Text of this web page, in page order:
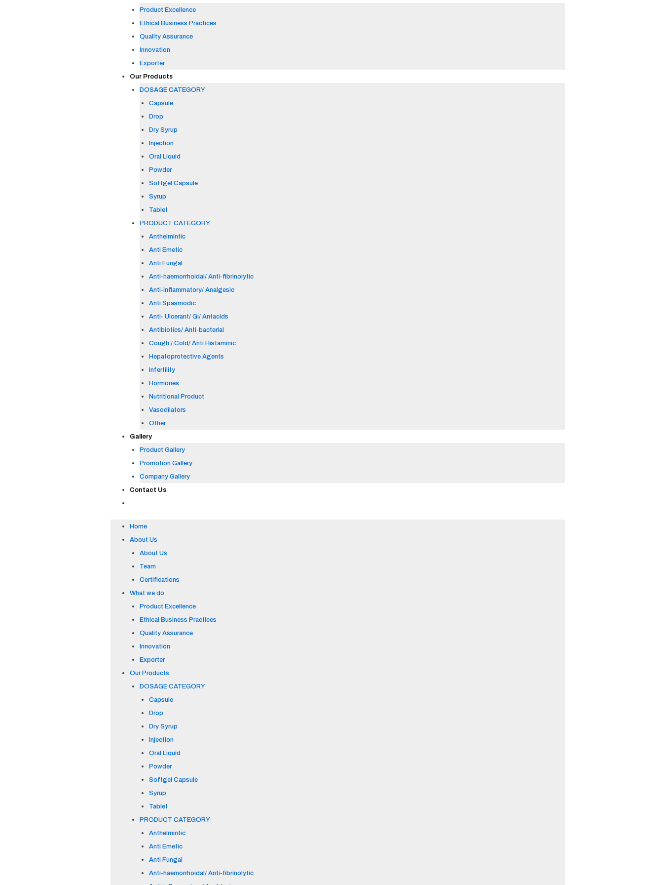
Product Excellence
Ethical Business Practices
Quality Assurance
Innovation
Exporter
Our Products
DOSAGE CATEGORY
Capsule
Drop
Dry Syrup
Injection
Oral Liquid
Powder
Softgel Capsule
Syrup
Tablet
PRODUCT CATEGORY
Anthelmintic
Anti Emetic
Anti Fungal
Anti-haemorrhoidal/ Anti-fibrinolytic
Anti-inflammatory/ Analgesic
Anti Spasmodic
Anti- Ulcerant/ Gi/ Antacids
Antibiotics/ Anti-bacterial
Cough / Cold/ Anti Histaminic
Hepatoprotective Agents
Infertility
Hormones
Nutritional Product
Vasodilators
Other
Gallery
Product Gallery
Promotion Gallery
Company Gallery
Contact Us
Home
About Us
About Us
Team
Certifications
What we do
Product Excellence
Ethical Business Practices
Quality Assurance
Innovation
Exporter
Our Products
DOSAGE CATEGORY
Capsule
Drop
Dry Syrup
Injection
Oral Liquid
Powder
Softgel Capsule
Syrup
Tablet
PRODUCT CATEGORY
Anthelmintic
Anti Emetic
Anti Fungal
Anti-haemorrhoidal/ Anti-fibrinolytic